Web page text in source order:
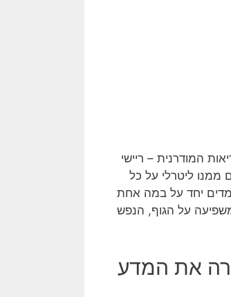
המודרנית – ריישי
ליטרלי על כל
יחד על במה אחת
משפיעה על הגוף, הנפש
את המדע